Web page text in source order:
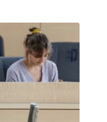
in Politik